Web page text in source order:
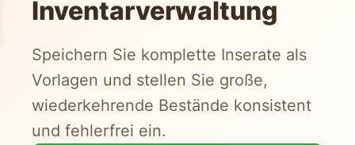
Inventarverwaltung
Speichern Sie komplette Inserate als
Vorlagen und stellen Sie große,
wiederkehrende Bestände konsistent
und fehlerfrei ein.